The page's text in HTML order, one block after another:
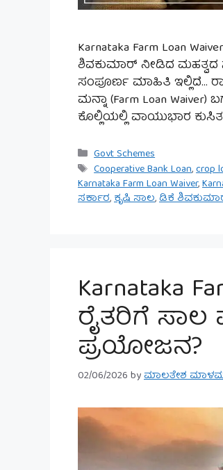
Karnataka Farm Loan
ಶಿವಕುಮಾರ್ ನೀಡಿದ ಮಹತ್ವದ
ಸಂಪೂರ್ಣ ಮಾಹಿತಿ ಇಲ್ಲಿದೆ…
ಮನ್ನಾ (Farm Loan
ಕೊಲ್ಲಿಯಲ್ಲಿ ವಾಯುಭಾರ ಕುಸಿತ:
Categories
Govt Schemes
Tags
Cooperative Bank Loan,crop
Karnataka Farm Loan Waiver,
ಸರ್ಕಾರ,ಕೃಷಿ ಸಾಲ,ಡಿಕೆ
Karnataka
ರೈತರಿಗೆ
ಪ್ರಯೋಜನ?
02/06/2026byಮಾಲತೇಶ